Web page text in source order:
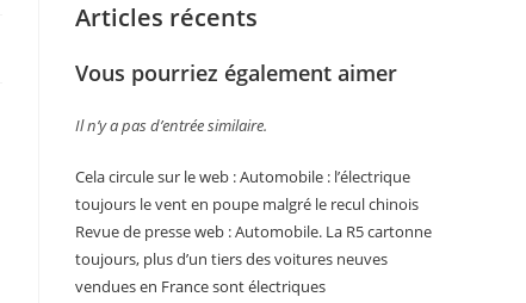
Articles récents
Vous pourriez également aimer
Il n’y a pas d’entrée similaire.
Cela circule sur le web : Automobile : l’électrique
toujours le vent en poupe malgré le recul chinois
Revue de presse web : Automobile. La R5 cartonne
toujours, plus d’un tiers des voitures neuves
vendues en France sont électriques